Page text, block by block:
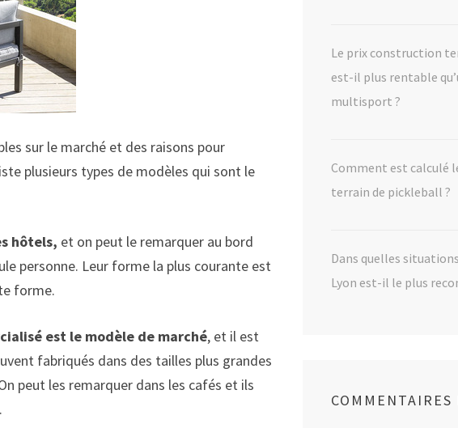
sur le marché et des raisons pour
plusieurs types de modèles qui sont le
hôtels, et on peut le remarquer au bord
personne. Leur forme la plus courante est
forme.
est le modèle de marché, et il est
fabriqués dans des tailles plus grandes
peut les remarquer dans les cafés et ils
Le prix construction
est-il plus rentable
multisport ?
Comment est calculé
terrain de pickleball ?
Dans quelles
Lyon est-il le plus
COMMENTAIRES